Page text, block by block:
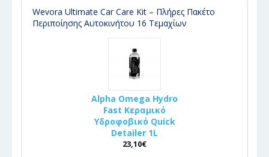
Wevora Ultimate Car Care Kit – Πλήρες Πακέτο
Περιποίησης Αυτοκινήτου 16 Τεμαχίων
Alpha Omega Hydro
Fast Κεραμικό
Υδροφοβικό Quick
Detailer 1L
23,10€